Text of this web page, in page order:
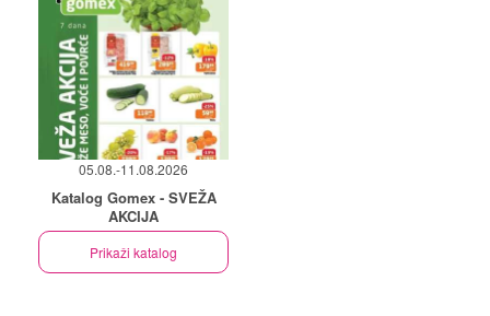
05.08.-11.08.2026
Katalog Gomex - SVEŽA
AKCIJA
Prikaži katalog